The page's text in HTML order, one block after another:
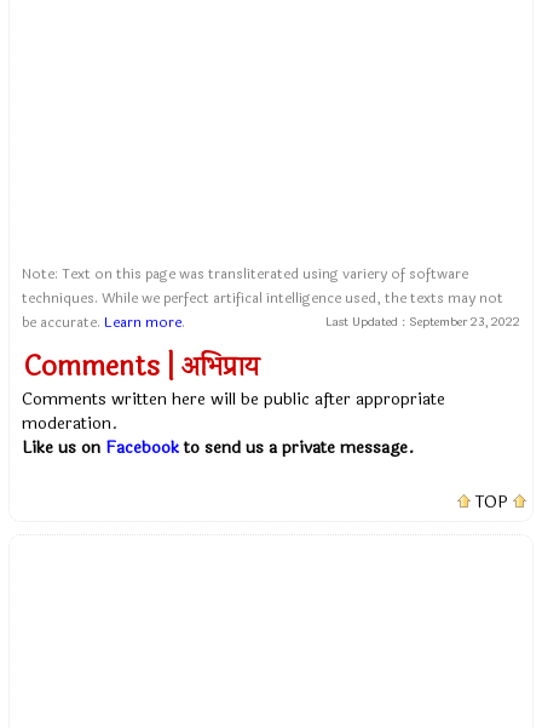
Note: Text on this page was transliterated using variery of software
techniques. While we perfect artifical intelligence used, the texts may not
be accurate. Learn more. Last Updated : September 23, 2022
Comments | अभिप्राय
Comments written here will be public after appropriate
moderation.
Like us on Facebookto send us a private message.
TOP